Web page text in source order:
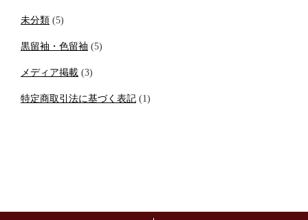
未分類 (5)
黒留袖・色留袖 (5)
メディア掲載 (3)
特定商取引法に基づく表記 (1)